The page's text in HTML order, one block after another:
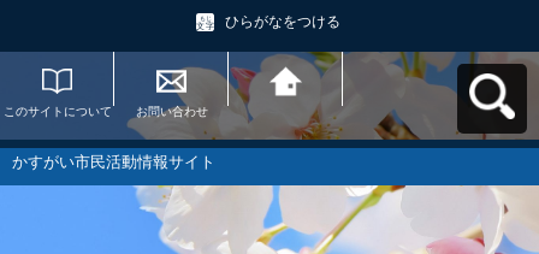
ひらがなをつける
このサイトについて お問い合わせ
かすがい市民活動情
報サイトへ戻る
かすがい市民活動情報サイト